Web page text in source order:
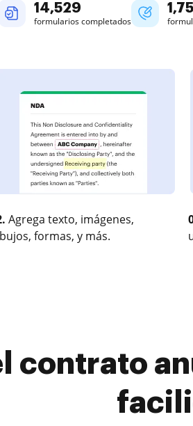
14,531
formularios completados
Agrega texto, imágenes,
formas, y más.
contrato